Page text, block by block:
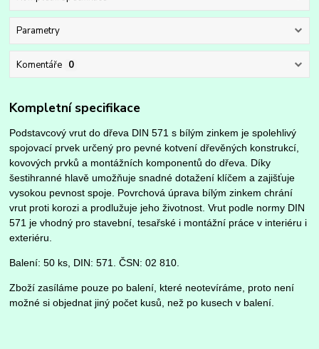
Parametry
Komentáře 0
Kompletní specifikace
Podstavcový vrut do dřeva DIN 571 s bílým zinkem je spolehlivý
spojovací prvek určený pro pevné kotvení dřevěných konstrukcí,
kovových prvků a montážních komponentů do dřeva. Díky
šestihranné hlavě umožňuje snadné dotažení klíčem a zajišťuje
vysokou pevnost spoje. Povrchová úprava bílým zinkem chrání
vrut proti korozi a prodlužuje jeho životnost. Vrut podle normy DIN
571 je vhodný pro stavební, tesařské i montážní práce v interiéru i
exteriéru.
Balení: 50 ks, DIN: 571. ČSN: 02 810.
Zboží zasíláme pouze po balení, které neotevíráme, proto není
možné si objednat jiný počet kusů, než po kusech v balení.